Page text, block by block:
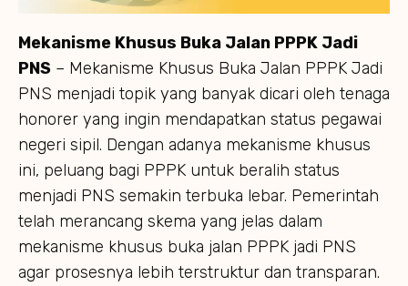
Mekanisme Khusus Buka Jalan PPPK Jadi
PNS – Mekanisme Khusus Buka Jalan PPPK Jadi
PNS menjadi topik yang banyak dicari oleh tenaga
honorer yang ingin mendapatkan status pegawai
negeri sipil. Dengan adanya mekanisme khusus
ini, peluang bagi PPPK untuk beralih status
menjadi PNS semakin terbuka lebar. Pemerintah
telah merancang skema yang jelas dalam
mekanisme khusus buka jalan PPPK jadi PNS
agar prosesnya lebih terstruktur dan transparan.